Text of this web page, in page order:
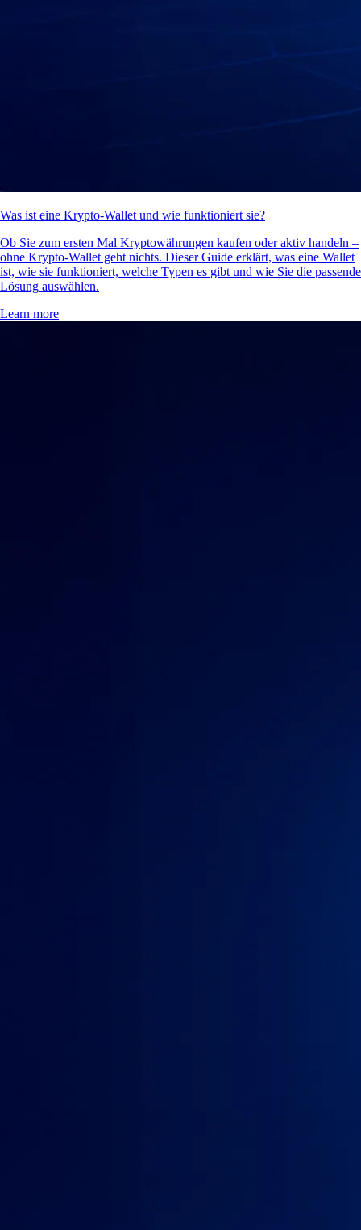
Was ist eine Krypto-Wallet und wie funktioniert sie?
Ob Sie zum ersten Mal Kryptowährungen kaufen oder aktiv handeln –
ohne Krypto-Wallet geht nichts. Dieser Guide erklärt, was eine Wallet
ist, wie sie funktioniert, welche Typen es gibt und wie Sie die passende
Lösung auswählen.
Learn more